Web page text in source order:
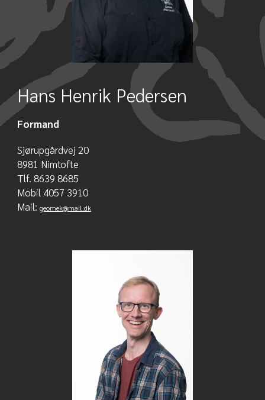
Hans Henrik Pedersen
Formand
Sjørupgårdvej 20
8981 Nimtofte
Tlf. 8639 8685
Mobil 4057 3910
Mail: geomek@mail.dk